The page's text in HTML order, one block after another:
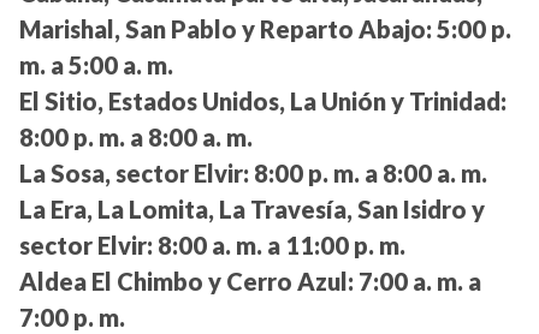
Marishal, San Pablo y Reparto Abajo: 5:00 p.
m. a 5:00 a. m.
El Sitio, Estados Unidos, La Unión y Trinidad:
8:00 p. m. a 8:00 a. m.
La Sosa, sector Elvir: 8:00 p. m. a 8:00 a. m.
La Era, La Lomita, La Travesía, San Isidro y
sector Elvir: 8:00 a. m. a 11:00 p. m.
Aldea El Chimbo y Cerro Azul: 7:00 a. m. a
7:00 p. m.